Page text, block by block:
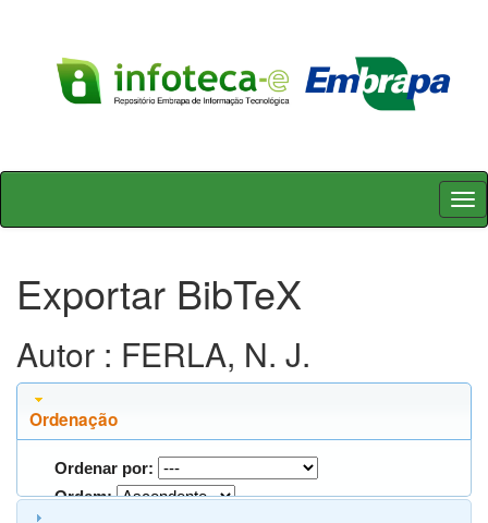
Skip
Exportar BibTeX
Autor : FERLA, N. J.
Ordenação
Ordenar por:
Ordem: